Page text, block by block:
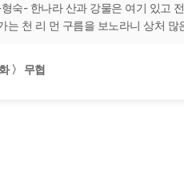
숙- 한나라 산과 강물은 여기 있고
는 천 리 먼 구름을 보노라니 상처 많
〉 무협